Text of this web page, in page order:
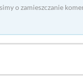
o zamieszczanie